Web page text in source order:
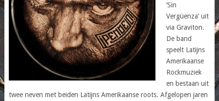
‘Sin
Vergüenza’ uit
via Graviton.
De band
speelt Latijns
Amerikaanse
Rockmuziek
en bestaan uit
twee neven met beiden Latijns Amerikaanse roots. Afgelopen jaren